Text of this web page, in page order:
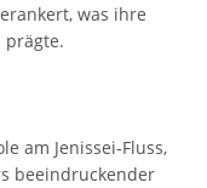
was ihre
prägte.
am Jenissei-Fluss,
beeindruckender